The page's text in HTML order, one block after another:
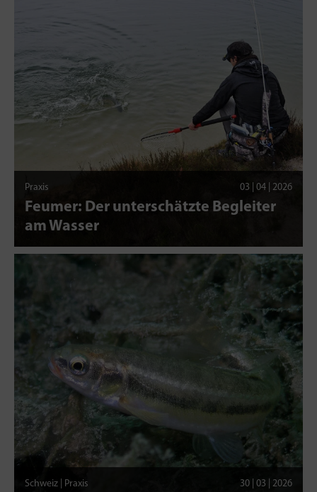
Praxis 03 | 04 | 2026
Feumer: Der unterschätzte Begleiter
am Wasser
Schweiz | Praxis 30 | 03 | 2026